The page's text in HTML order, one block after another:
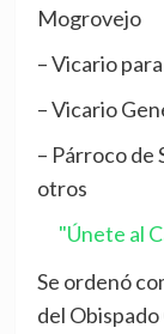
Mogrovejo
– Vicario
– Vicario
– Párroco de
otros
"Únete al
Se ordenó
del